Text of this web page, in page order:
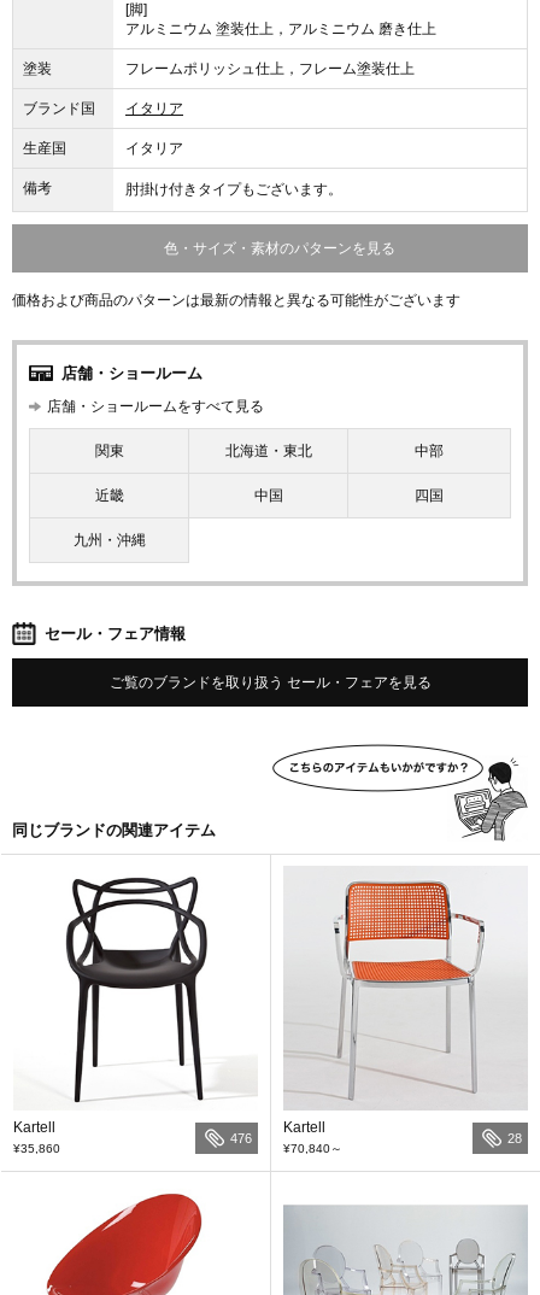
[脚]
アルミニウム 塗装仕上，アルミニウム 磨き仕上
塗装 フレームポリッシュ仕上，フレーム塗装仕上
ブランド国 イタリア
生産国 イタリア
備考 肘掛け付きタイプもございます。
色・サイズ・素材のパターンを見る
価格および商品のパターンは最新の情報と異なる可能性がございます
店舗・ショールーム
店舗・ショールームをすべて見る
関東 北海道・東北 中部
近畿 中国 四国
九州・沖縄
セール・フェア情報
ご覧のブランドを取り扱う セール・フェアを見る
同じブランドの関連アイテム
Kartell
¥35,860
476
Kartell
¥70,840～
28